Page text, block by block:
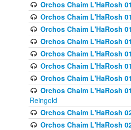
Orchos Chaim L'HaRosh
Orchos Chaim L'HaRosh
Orchos Chaim L'HaRosh
Orchos Chaim L'HaRosh
Orchos Chaim L'HaRosh
Orchos Chaim L'HaRosh
Orchos Chaim L'HaRosh
Orchos Chaim L'HaRosh
Reingold
Orchos Chaim L'HaRosh
Orchos Chaim L'HaRosh